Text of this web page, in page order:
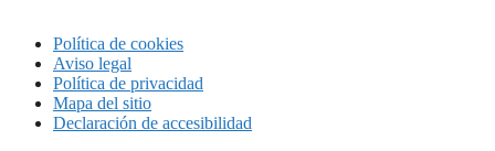
Política de cookies
Aviso legal
Política de privacidad
Mapa del sitio
Declaración de accesibilidad